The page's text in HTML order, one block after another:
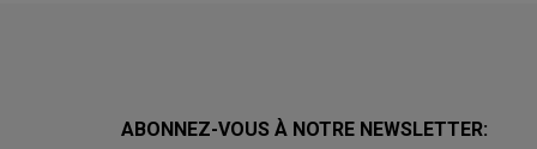
ABONNEZ-VOUS À NOTRE NEWSLETTER: